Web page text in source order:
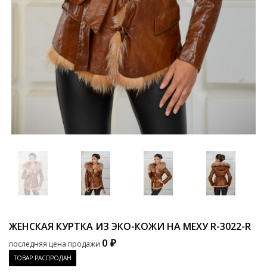
ЖЕНСКАЯ КУРТКА ИЗ ЭКО-КОЖИ НА МЕХУR-3022-R
последняя цена продажи 0 ₽
ТОВАР РАСПРОДАН